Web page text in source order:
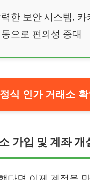
한 보안 시스템, 카
으로 편의성 증대
식 인가 거래소 확
가입 및 계좌 개